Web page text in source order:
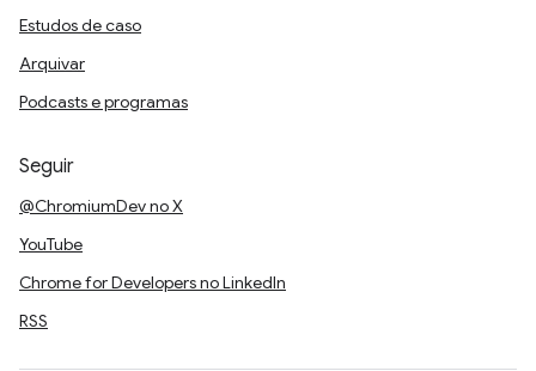
Estudos de caso
Arquivar
Podcasts e programas
Seguir
@ChromiumDev no X
YouTube
Chrome for Developers no LinkedIn
RSS